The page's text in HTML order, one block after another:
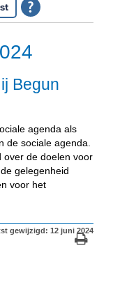
Begun
agenda als
de sociale agenda.
over de doelen voor
gelegenheid
voor het
gewijzigd: 12 juni 2024